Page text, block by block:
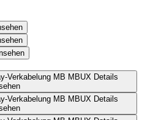
Verkabelung MB MBUX Details
Verkabelung MB MBUX Details